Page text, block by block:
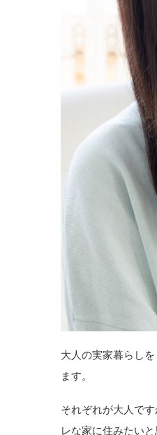
大人の実家暮らし
ます。
それぞれが大人で
レな家に住みたい